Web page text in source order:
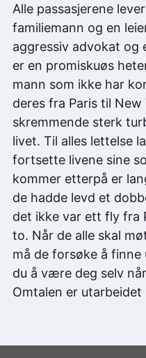
Alle passasjerene
familiemann og en
aggressiv advokat og
er en promiskuøs
mann som ikke har
deres fra Paris til
skremmende sterk
livet. Til alles lettelse
fortsette livene sine
kommer etterpå er
de hadde levd et
det ikke var ett fly fra
to. Når de alle skal
må de forsøke å
du å være deg selv
Omtalen er utarbeidet